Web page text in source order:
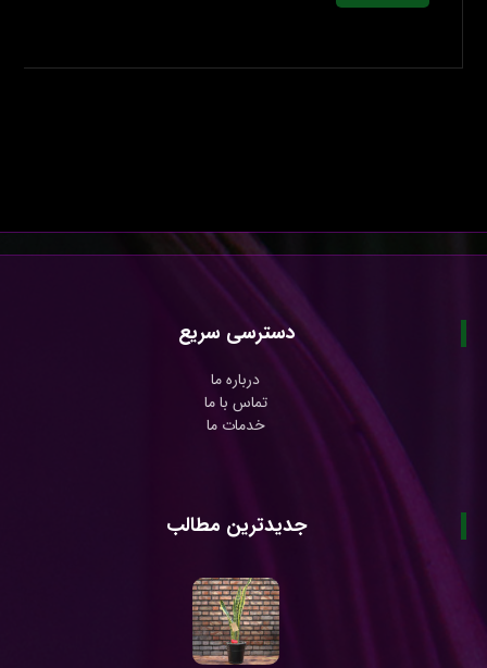
دسترسی سریع
درباره ما
تماس با ما
خدمات ما
جدیدترین مطالب